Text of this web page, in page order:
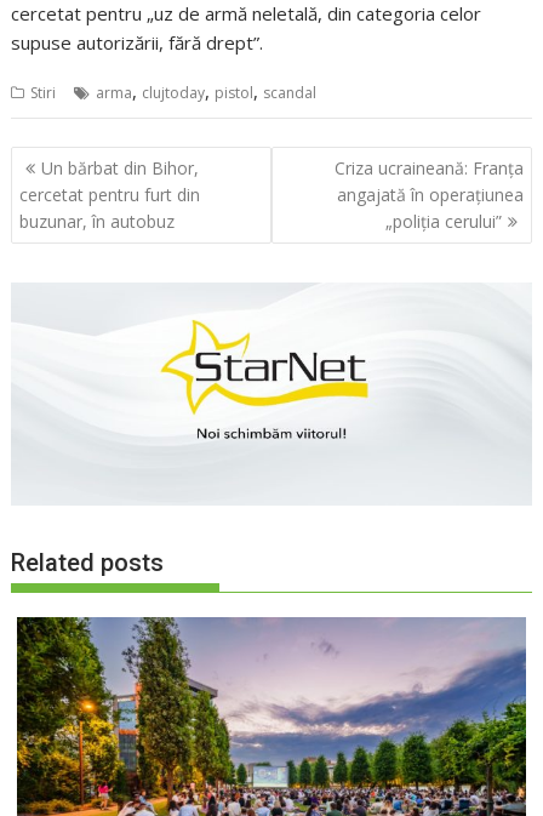
cercetat pentru „uz de armă neletală, din categoria celor
supuse autorizării, fără drept”.
Stiri arma, clujtoday, pistol, scandal
Navigare
în
articole
Un bărbat din Bihor,
cercetat pentru furt din
buzunar, în autobuz
Criza ucraineană: Franţa
angajată în operaţiunea
„poliţia cerului”
Related posts